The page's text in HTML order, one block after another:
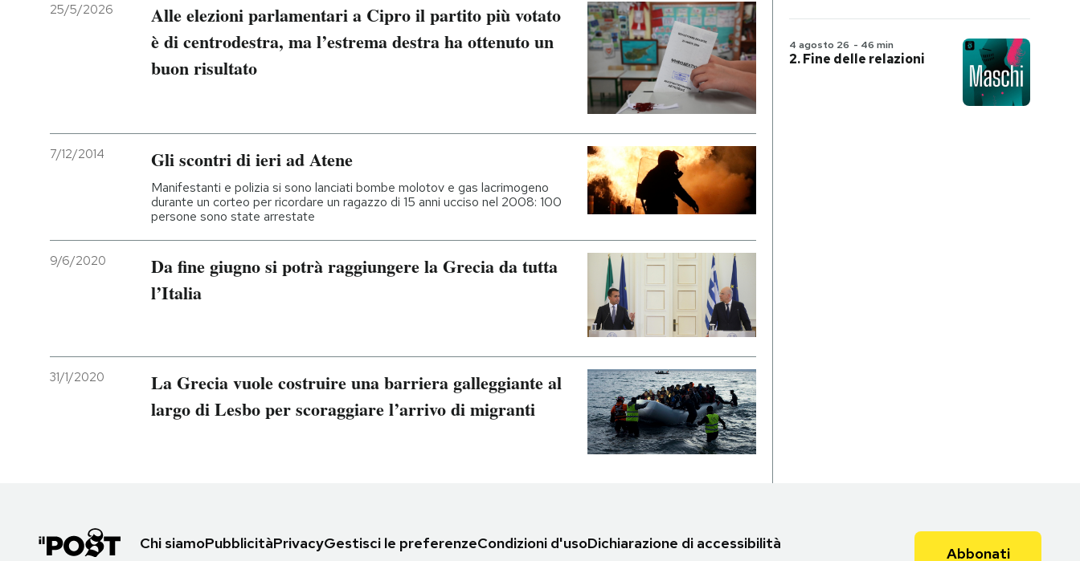
25/5/2026
Alle elezioni parlamentari a Cipro il partito più votato
è di centrodestra, ma l’estrema destra ha ottenuto un
buon risultato
7/12/2014 Gli scontri di ieri ad Atene
Manifestanti e polizia si sono lanciati bombe molotov e gas lacrimogeno
durante un corteo per ricordare un ragazzo di 15 anni ucciso nel 2008: 100
persone sono state arrestate
9/6/2020
Da fine giugno si potrà raggiungere la Grecia da tutta
l’Italia
31/1/2020
La Grecia vuole costruire una barriera galleggiante al
largo di Lesbo per scoraggiare l’arrivo di migranti
4 agosto 26 - 46 min
2. Fine delle relazioni
Chi siamoPubblicitàPrivacyGestisci le preferenzeCondizioni d'usoDichiarazione di accessibilità
Abbonati